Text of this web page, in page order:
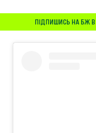
ПІДПИШИСЬ НА БЖ В